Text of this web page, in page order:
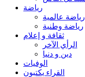
رياضة
رياضة عالمية
رياضة وطنية
ثقافة و إعلام
الرأي الآخر
دين و دنيا
الوفيات
القراء يكتبون